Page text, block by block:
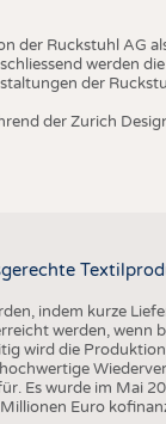
der Ruckstuhl AG
werden
der
der Zurich
indem kurze
werden, wenn
wird die
Es wurde im Mai
Euro